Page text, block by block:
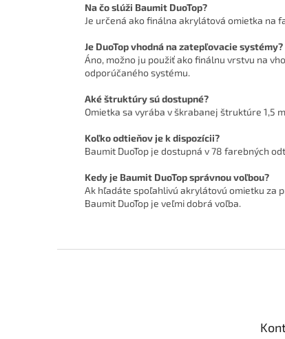
Na čo slúži Baumit DuoTop?
Je určená ako finálna akrylátová omietka na
Je DuoTop vhodná na zatepľovacie systémy?
Áno, možno ju použiť ako finálnu vrstvu na
odporúčaného systému.
Aké štruktúry sú dostupné?
Omietka sa vyrába v škrabanej štruktúre 1,5
Koľko odtieňov je k dispozícii?
Baumit DuoTop je dostupná v 78 farebných
Kedy je Baumit DuoTop správnou voľbou?
Ak hľadáte spoľahlivú akrylátovú omietku za
Baumit DuoTop je veľmi dobrá voľba.